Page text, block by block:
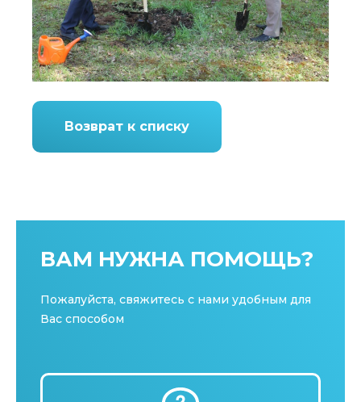
Возврат к списку
ВАМ НУЖНА ПОМОЩЬ?
Пожалуйста, свяжитесь с нами удобным для
Вас способом